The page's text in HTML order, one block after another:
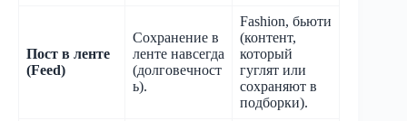
Пост в ленте
(Feed)
Сохранение в
ленте навсегда
(долговечност
ь).
Fashion, бьюти
(контент,
который
гуглят или
сохраняют в
подборки).